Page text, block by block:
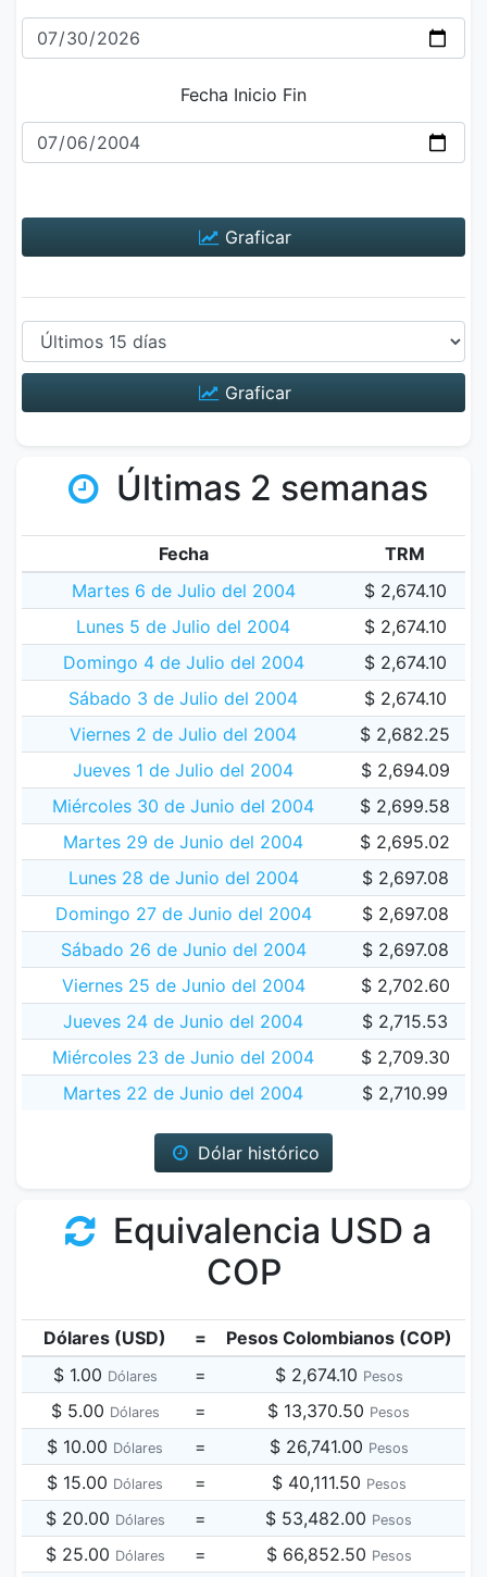
Fecha Inicio Fin
Graficar
Graficar
Últimas 2 semanas
Fecha
TRM
Martes 6 de Julio del 2004
$ 2,674.10
Lunes 5 de Julio del 2004
$ 2,674.10
Domingo 4 de Julio del 2004
$ 2,674.10
Sábado 3 de Julio del 2004
$ 2,674.10
Viernes 2 de Julio del 2004
$ 2,682.25
Jueves 1 de Julio del 2004
$ 2,694.09
Miércoles 30 de Junio del 2004
$ 2,699.58
Martes 29 de Junio del 2004
$ 2,695.02
Lunes 28 de Junio del 2004
$ 2,697.08
Domingo 27 de Junio del 2004
$ 2,697.08
Sábado 26 de Junio del 2004
$ 2,697.08
Viernes 25 de Junio del 2004
$ 2,702.60
Jueves 24 de Junio del 2004
$ 2,715.53
Miércoles 23 de Junio del 2004
$ 2,709.30
Martes 22 de Junio del 2004
$ 2,710.99
Dólar histórico
Equivalencia USD a
COP
Dólares (USD) =
Pesos Colombianos (COP)
$ 1.00 Dólares = $ 2,674.10 Pesos
$ 5.00 Dólares = $ 13,370.50 Pesos
$ 10.00 Dólares = $ 26,741.00 Pesos
$ 15.00 Dólares = $ 40,111.50 Pesos
$ 20.00 Dólares = $ 53,482.00 Pesos
$ 25.00 Dólares = $ 66,852.50 Pesos